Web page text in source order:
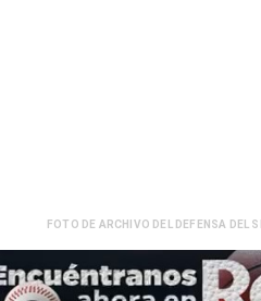
FOTO DE ARCHIVO DEL DEFENSA DEL